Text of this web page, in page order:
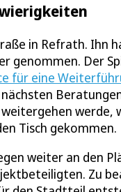
in Refrath. Ihn
genommen. Der
für eine
werde,
Tisch gekommen.
weiter an den
Zu